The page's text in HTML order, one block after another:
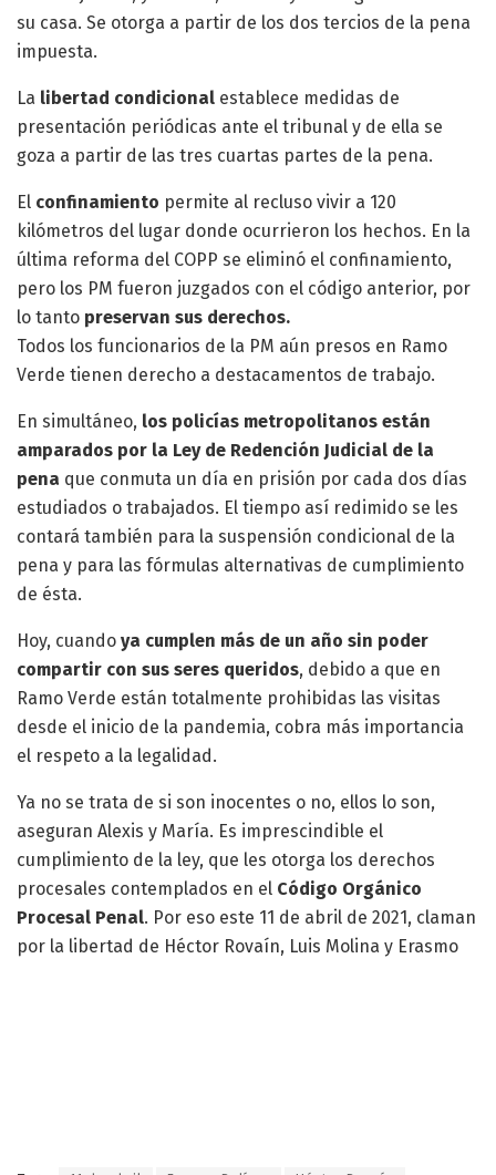
su casa. Se otorga a partir de los dos tercios de la pena
impuesta.
La libertad condicional establece medidas de
presentación periódicas ante el tribunal y de ella se
goza a partir de las tres cuartas partes de la pena.
El confinamiento permite al recluso vivir a 120
kilómetros del lugar donde ocurrieron los hechos. En la
última reforma del COPP se eliminó el confinamiento,
pero los PM fueron juzgados con el código anterior, por
lo tanto preservan sus derechos.
Todos los funcionarios de la PM aún presos en Ramo
Verde tienen derecho a destacamentos de trabajo.
En simultáneo, los policías metropolitanos están
amparados por la Ley de Redención Judicial de la
pena que conmuta un día en prisión por cada dos días
estudiados o trabajados. El tiempo así redimido se les
contará también para la suspensión condicional de la
pena y para las fórmulas alternativas de cumplimiento
de ésta.
Hoy, cuando ya cumplen más de un año sin poder
compartir con sus seres queridos, debido a que en
Ramo Verde están totalmente prohibidas las visitas
desde el inicio de la pandemia, cobra más importancia
el respeto a la legalidad.
Ya no se trata de si son inocentes o no, ellos lo son,
aseguran Alexis y María. Es imprescindible el
cumplimiento de la ley, que les otorga los derechos
procesales contemplados en el Código Orgánico
Procesal Penal. Por eso este 11 de abril de 2021, claman
por la libertad de Héctor Rovaín, Luis Molina y Erasmo